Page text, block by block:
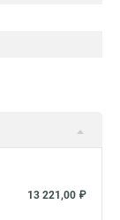
13 221,00 ₽